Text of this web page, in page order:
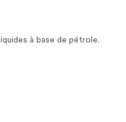
à base de pétrole.